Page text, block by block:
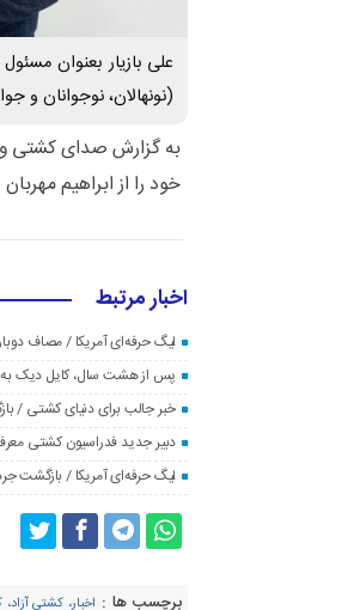
علی بازیار بعنوان
(نونهالان، نوجوانان و
به گزارش صدای کشتی و
خود را از ابراهیم
اخبار مرتبط
لیگ حرفه‌ای آمریکا / مصاف
پس از هشت سال، کایل دیک
خبر جالب برای دنیای کشتی /
دبیر جدید فدراسیون کشتی
لیگ حرفه‌ای آمریکا / بازگشت
برچسب ها : اخبار، کشتی